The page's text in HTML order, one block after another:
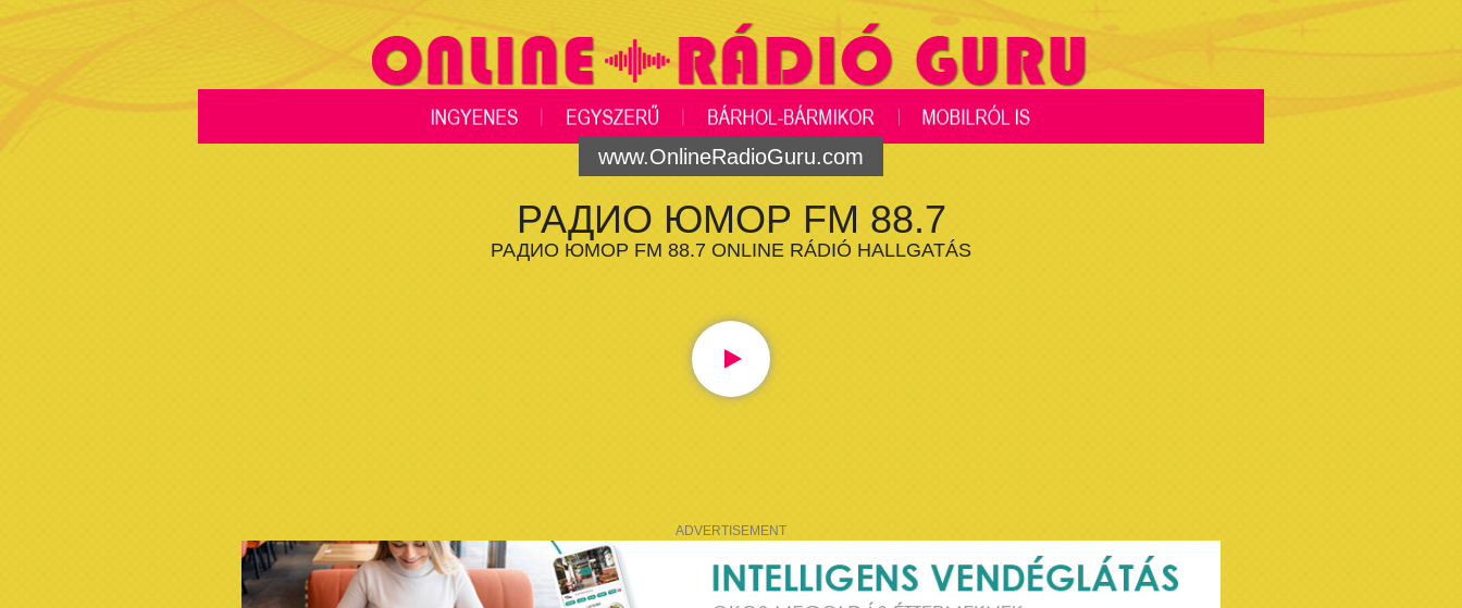
www.OnlineRadioGuru.com
РАДИО ЮМОР FM 88.7
РАДИО ЮМОР FM 88.7 ONLINE RÁDIÓ HALLGATÁS
ADVERTISEMENT